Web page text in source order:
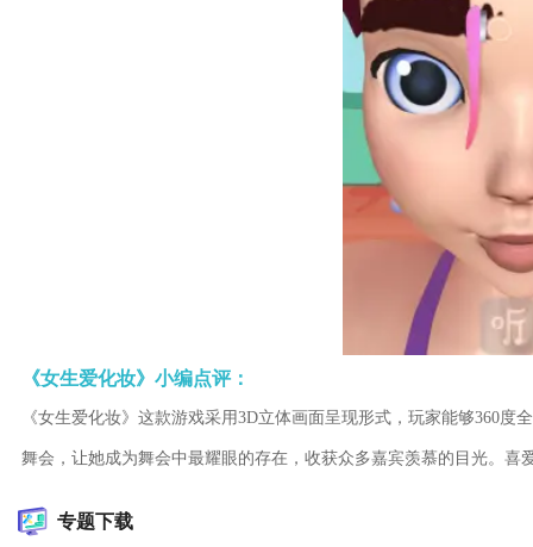
《女生爱化妆》小编点评：
《女生爱化妆》这款游戏采用3D立体画面呈现形式，玩家能够360
舞会，让她成为舞会中最耀眼的存在，收获众多嘉宾羡慕的目光。喜
专题下载